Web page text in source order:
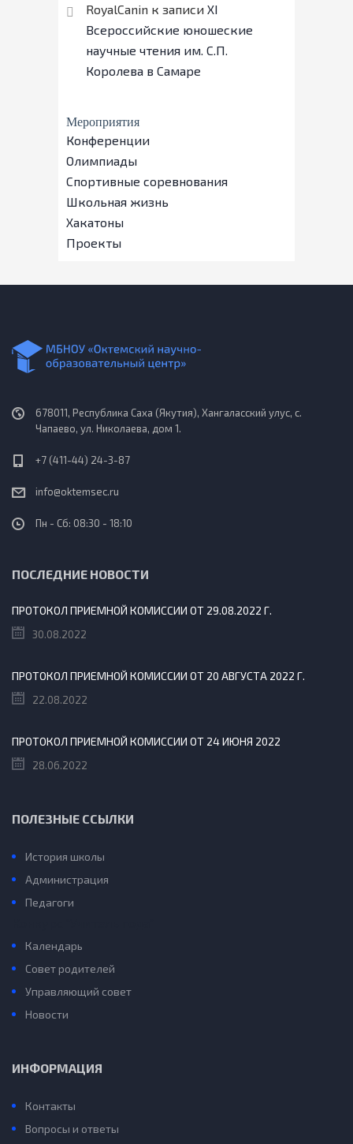
RoyalCanin к записи ХI
Всероссийские юношеские
научные чтения им. С.П.
Королева в Самаре
Мероприятия
Конференции
Олимпиады
Спортивные соревнования
Школьная жизнь
Хакатоны
Проекты
678011, Республика Саха (Якутия), Хангаласский улус, с.
Чапаево, ул. Николаева, дом 1.
+7 (411-44) 24-3-87
info@oktemsec.ru
Пн - Сб: 08:30 - 18:10
ПОСЛЕДНИЕ НОВОСТИ
ПРОТОКОЛ ПРИЕМНОЙ КОМИССИИ ОТ 29.08.2022 Г.
30.08.2022
ПРОТОКОЛ ПРИЕМНОЙ КОМИССИИ ОТ 20 АВГУСТА 2022 Г.
22.08.2022
ПРОТОКОЛ ПРИЕМНОЙ КОМИССИИ ОТ 24 ИЮНЯ 2022
28.06.2022
ПОЛЕЗНЫЕ ССЫЛКИ
История школы
Администрация
Педагоги
Календарь
Совет родителей
Управляющий совет
Новости
ИНФОРМАЦИЯ
Контакты
Вопросы и ответы